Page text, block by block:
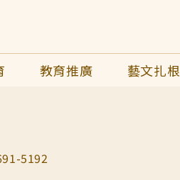
教育推廣 藝文扎根
5192